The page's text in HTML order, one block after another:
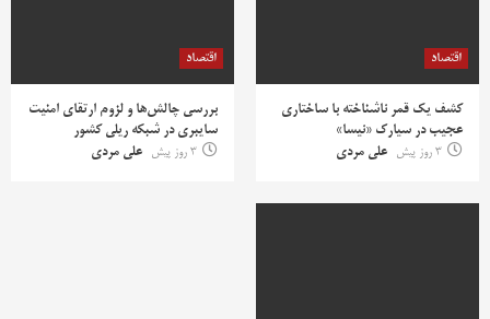
اقتصاد
کشف یک قمر ناشناخته با ساختاری
عجیب در سیارک «نیسا»
3 روز پیش
علی مردی
اقتصاد
بررسی چالش‌ها و لزوم ارتقای امنیت
سایبری در شبکه ریلی کشور
3 روز پیش
علی مردی